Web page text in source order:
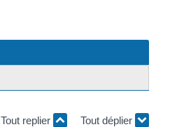
Tout replier Tout déplier